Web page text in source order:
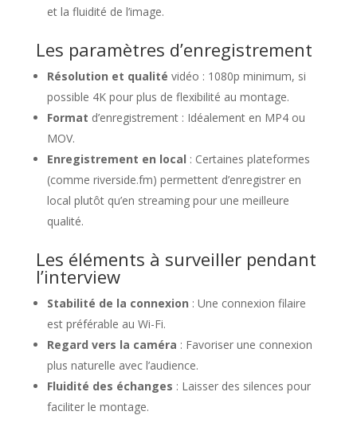
et la fluidité de l’image.
Les paramètres d’enregistrement
Résolution et qualité vidéo : 1080p minimum, si
possible 4K pour plus de flexibilité au montage.
Format d’enregistrement : Idéalement en MP4 ou
MOV.
Enregistrement en local : Certaines plateformes
(comme riverside.fm) permettent d’enregistrer en
local plutôt qu’en streaming pour une meilleure
qualité.
Les éléments à surveiller pendant
l’interview
Stabilité de la connexion : Une connexion filaire
est préférable au Wi-Fi.
Regard vers la caméra : Favoriser une connexion
plus naturelle avec l’audience.
Fluidité des échanges : Laisser des silences pour
faciliter le montage.